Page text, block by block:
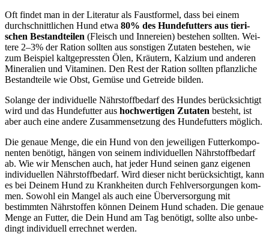
Oft fin­det man in der Lite­ra­tur als Faust­for­mel, dass bei einem
durch­schnitt­li­chen Hund etwa 80% des Hun­de­fut­ters aus tie­ri­
schen Bestand­tei­len (Fleisch und Inne­rei­en) bestehen soll­ten. Wei­
te­re 2–3% der Rati­on soll­ten aus sons­ti­gen Zuta­ten bestehen, wie
zum Bei­spiel kalt­ge­press­ten Ölen, Kräu­tern, Kal­zi­um und ande­ren
Mine­ra­li­en und Vit­ami­nen. Den Rest der Rati­on soll­ten pflanz­li­che
Bestand­tei­le wie Obst, Gemü­se und Getrei­de bil­den.
Solan­ge der indi­vi­du­el­le Nähr­stoff­be­darf des Hun­des berück­sich­tigt
wird und das Hun­de­fut­ter aus hoch­wer­ti­gen Zuta­ten besteht, ist
aber auch eine ande­re Zusam­men­set­zung des Hun­de­fut­ters mög­lich.
Die genaue Men­ge, die ein Hund von den jewei­li­gen Fut­ter­kom­po­
nen­ten benö­tigt, hän­gen von sei­nem indi­vi­du­el­len Nähr­stoff­be­darf
ab. Wie wir Men­schen auch, hat jeder Hund sei­nen ganz eige­nen
indi­vi­du­el­len Nähr­stoff­be­darf. Wird die­ser nicht berück­sich­tigt, kann
es bei Dei­nem Hund zu Krank­hei­ten durch Fehl­ver­sor­gun­gen kom­
men. Sowohl ein Man­gel als auch eine Über­ver­sor­gung mit
bestimm­ten Nähr­stof­fen kön­nen Dei­nem Hund scha­den. Die genaue
Men­ge an Fut­ter, die Dein Hund am Tag benö­tigt, soll­te also unbe­
dingt indi­vi­du­ell errech­net wer­den.